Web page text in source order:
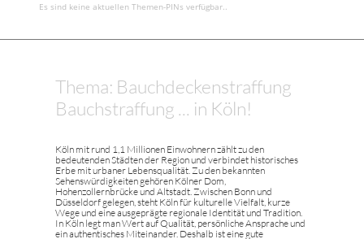
Es sind keine aktuellen Themen-PINs verfügbar..
Thema: Bauchdeckenstraffung
Bauchstraffung ... in Köln!
Köln mit rund 1,1 Millionen Einwohnern zählt zu den
bedeutenden Städten der Region und verbindet historisches
Erbe mit urbaner Lebensqualität. Zu den bekannten
Sehenswürdigkeiten gehören Kölner Dom,
Hohenzollernbrücke und Altstadt. Zwischen Bonn und
Düsseldorf gelegen, steht Köln für kulturelle Vielfalt, kurze
Wege und eine ausgeprägte regionale Identität und Tradition.
In Köln legt man Wert auf Qualität, persönliche Ansprache und
ein authentisches Miteinander. Deshalb ist eine gute